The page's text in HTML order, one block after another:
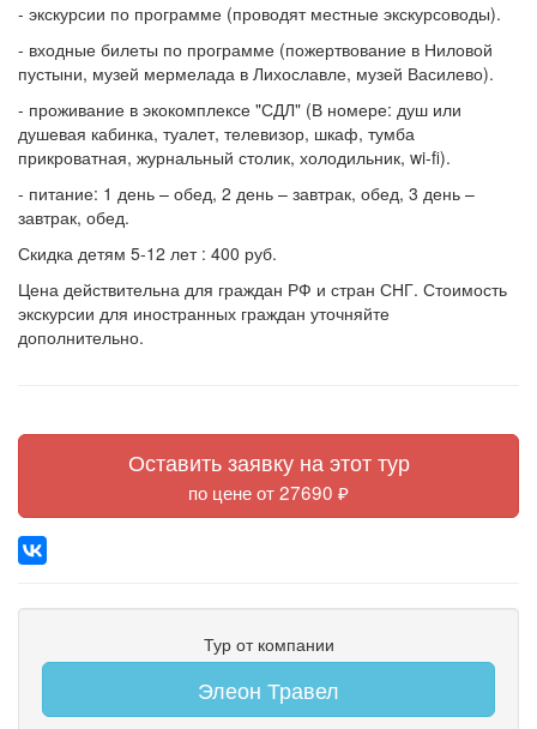
- экскурсии по программе (проводят местные экскурсоводы).
- входные билеты по программе (пожертвование в Ниловой
пустыни, музей мермелада в Лихославле, музей Василево).
- проживание в экокомплексе "СДЛ" (В номере: душ или
душевая кабинка, туалет, телевизор, шкаф, тумба
прикроватная, журнальный столик, холодильник, wi-fi).
- питание: 1 день – обед, 2 день – завтрак, обед, 3 день –
завтрак, обед.
Скидка детям 5-12 лет : 400 руб.
Цена действительна для граждан РФ и стран СНГ. Стоимость
экскурсии для иностранных граждан уточняйте
дополнительно.
Оставить заявку на этот тур
по цене от 27690 ₽
Тур от компании
Элеон Травел